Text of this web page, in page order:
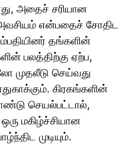
அதைச் சரியான
அவசியம் என்பதைச் சோதிட
தங்களின்
பலத்திற்கு ஏற்ப,
முதலீடு செய்வது
கிரகங்களின்
செயல்பட்டால்,
மகிழ்ச்சியான
முடியும்.